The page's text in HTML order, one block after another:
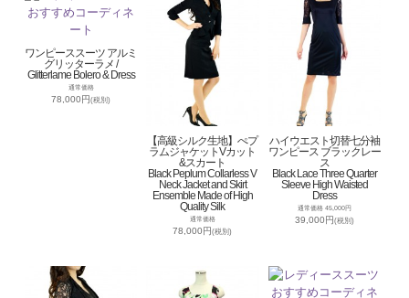
ワンピーススーツ アルミ
グリッターラメ /
Glitterlame Bolero & Dress
通常価格
78,000円(税別)
【高級シルク生地】ぺプ
ラムジャケットVカット
&スカート
Black Peplum Collarless V
Neck Jacket and Skirt
Ensemble Made of High
Quality Silk
通常価格
78,000円(税別)
ハイウエスト切替七分袖
ワンピース ブラックレー
ス
Black Lace Three Quarter
Sleeve High Waisted
Dress
通常価格 45,000円
39,000円(税別)